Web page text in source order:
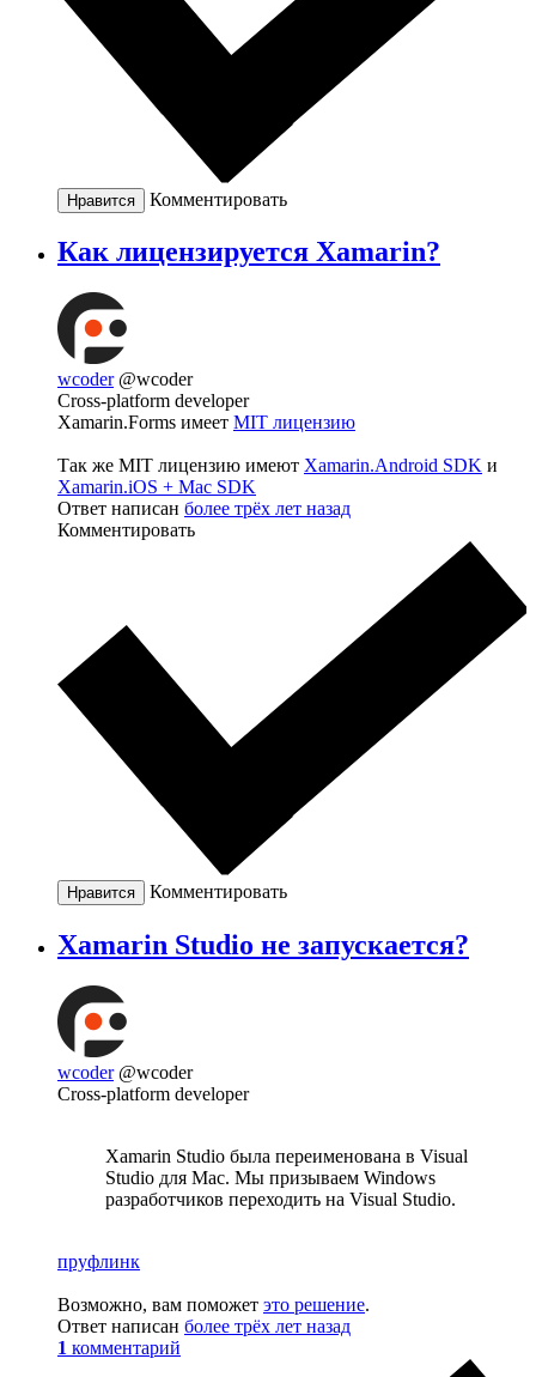
Нравится Комментировать
Как лицензируется Xamarin?
wcoder @wcoder
Cross-platform developer
Xamarin.Forms имеет MIT лицензию
Так же MIT лицензию имеют Xamarin.Android SDK и
Xamarin.iOS + Mac SDK
Ответ написан более трёх лет назад
Комментировать
Нравится Комментировать
Xamarin Studio не запускается?
wcoder @wcoder
Cross-platform developer
Xamarin Studio была переименована в Visual
Studio для Mac. Мы призываем Windows
разработчиков переходить на Visual Studio.
пруфлинк
Возможно, вам поможет это решение.
Ответ написан более трёх лет назад
1 комментарий